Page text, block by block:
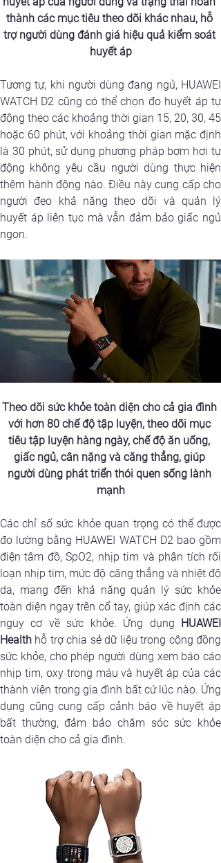
thành các mục tiêu theo dõi khác nhau, hỗ
trợ người dùng đánh giá hiệu quả kiểm soát
huyết áp
Tương tự, khi người dùng đang ngủ, HUAWEI
WATCH D2 cũng có thể chọn đo huyết áp tự
động theo các khoảng thời gian 15, 20, 30, 45
hoặc 60 phút, với khoảng thời gian mặc định
là 30 phút, sử dụng phương pháp bơm hơi tự
động không yêu cầu người dùng thực hiện
thêm hành động nào. Điều này cung cấp cho
người đeo khả năng theo dõi và quản lý
huyết áp liên tục mà vẫn đảm bảo giấc ngủ
ngon.
Theo dõi sức khỏe toàn diện cho cả gia đình
với hơn 80 chế độ tập luyện, theo dõi mục
tiêu tập luyện hàng ngày, chế độ ăn uống,
giấc ngủ, cân nặng và căng thẳng, giúp
người dùng phát triển thói quen sống lành
mạnh
Các chỉ số sức khỏe quan trọng có thể được
đo lường bằng HUAWEI WATCH D2 bao gồm
điện tâm đồ, SpO2, nhịp tim và phân tích rối
loạn nhịp tim, mức độ căng thẳng và nhiệt độ
da, mang đến khả năng quản lý sức khỏe
toàn diện ngay trên cổ tay, giúp xác định các
nguy cơ về sức khỏe. Ứng dụng HUAWEI
Health hỗ trợ chia sẻ dữ liệu trong cộng đồng
sức khỏe, cho phép người dùng xem báo cáo
nhịp tim, oxy trong máu và huyết áp của các
thành viên trong gia đình bất cứ lúc nào. Ứng
dụng cũng cung cấp cảnh báo về huyết áp
bất thường, đảm bảo chăm sóc sức khỏe
toàn diện cho cả gia đình.